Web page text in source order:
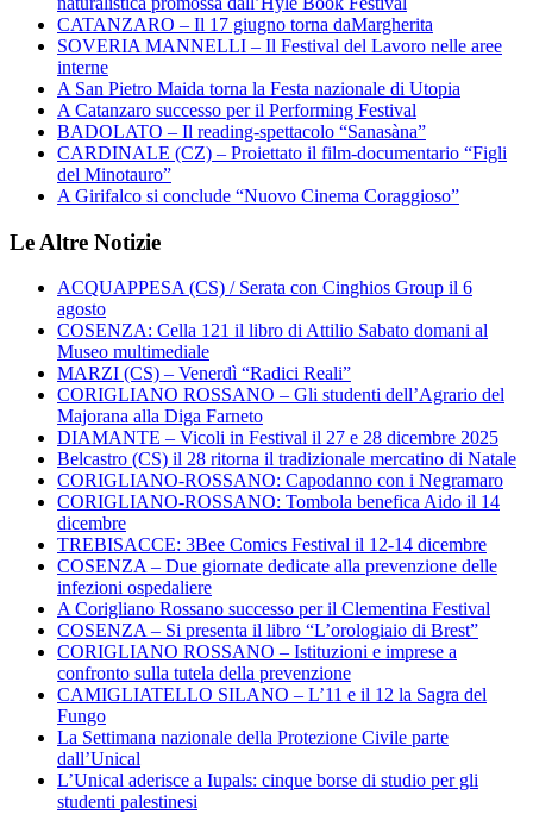
CATANZARO – Il 17 giugno torna daMargherita
SOVERIA MANNELLI – Il Festival del Lavoro nelle aree
interne
A San Pietro Maida torna la Festa nazionale di Utopia
A Catanzaro successo per il Performing Festival
BADOLATO – Il reading-spettacolo “Sanasàna”
CARDINALE (CZ) – Proiettato il film-documentario “Figli
del Minotauro”
A Girifalco si conclude “Nuovo Cinema Coraggioso”
Le Altre Notizie
ACQUAPPESA (CS) / Serata con Cinghios Group il 6
agosto
COSENZA: Cella 121 il libro di Attilio Sabato domani al
Museo multimediale
MARZI (CS) – Venerdì “Radici Reali”
CORIGLIANO ROSSANO – Gli studenti dell’Agrario del
Majorana alla Diga Farneto
DIAMANTE – Vicoli in Festival il 27 e 28 dicembre 2025
Belcastro (CS) il 28 ritorna il tradizionale mercatino di Natale
CORIGLIANO-ROSSANO: Capodanno con i Negramaro
CORIGLIANO-ROSSANO: Tombola benefica Aido il 14
dicembre
TREBISACCE: 3Bee Comics Festival il 12-14 dicembre
COSENZA – Due giornate dedicate alla prevenzione delle
infezioni ospedaliere
A Corigliano Rossano successo per il Clementina Festival
COSENZA – Si presenta il libro “L’orologiaio di Brest”
CORIGLIANO ROSSANO – Istituzioni e imprese a
confronto sulla tutela della prevenzione
CAMIGLIATELLO SILANO – L’11 e il 12 la Sagra del
Fungo
La Settimana nazionale della Protezione Civile parte
dall’Unical
L’Unical aderisce a Iupals: cinque borse di studio per gli
studenti palestinesi